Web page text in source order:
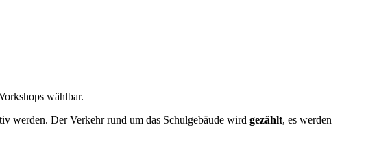
wählbar.
werden. Der Verkehr rund um das Schulgebäude wird gezählt, es werden